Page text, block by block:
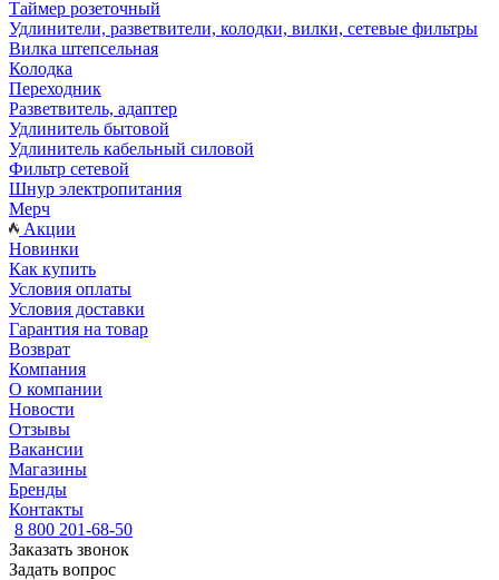
Таймер розеточный
Удлинители, разветвители, колодки, вилки, сетевые фильтры
Вилка штепсельная
Колодка
Переходник
Разветвитель, адаптер
Удлинитель бытовой
Удлинитель кабельный силовой
Фильтр сетевой
Шнур электропитания
Мерч
Акции
Новинки
Как купить
Условия оплаты
Условия доставки
Гарантия на товар
Возврат
Компания
О компании
Новости
Отзывы
Вакансии
Магазины
Бренды
Контакты
8 800 201-68-50
Заказать звонок
Задать вопрос